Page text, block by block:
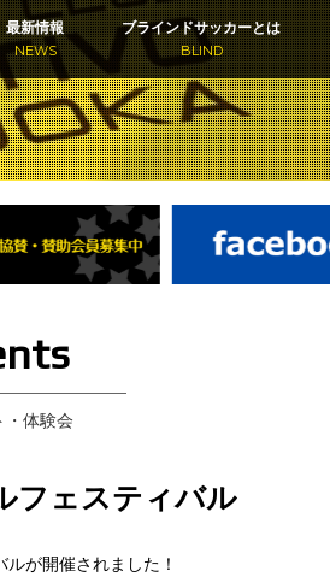
最新情報
NEWS
ブラインドサッカーとは
BLIND
・体験会
フェスティバル
が開催されました！